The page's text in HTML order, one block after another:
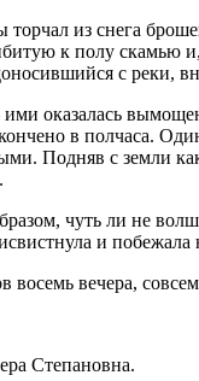
из снега
к полу скамью
с реки,
оказалась
в полчаса.
Подняв с земли
чуть ли не
и побежала
вечера,
Степановна.